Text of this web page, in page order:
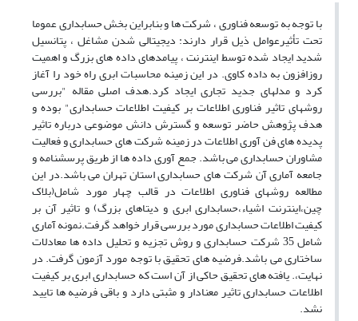
با توجه به توسعه فناوری ، شرکت ها و بنابراین بخش حسابداری عموما
تحت تأثیرعوامل ذیل قرار دارند: دیجیتالی شدن مشاغل ، پتانسیل
شدید ایجاد شده توسط اینترنت ، پیامدهای داده های بزرگ و اهمیت
روزافزون به داده کاوی. در این زمینه محاسبات ابری راه خود را آغاز
کرد و مدلهای جدید تجاری ایجاد کرد.هدف اصلی مقاله "بررسی
روشهای تاثیر فناوری اطلاعات بر کیفیت اطلاعات حسابداری" بوده و
هدف پژوهش حاضر توسعه و گسترش دانش موضوعی درباره تاثیر
پدیده های فن آوری اطلاعات در زمینه شرکت های حسابداری و فعالیت
مشاوران حسابداری می باشد. جمع آوری داده ها از طریق پرسشنامه و
جامعه آماری آن شرکت های حسابداری استان تهران می باشد.در این
مطالعه روشهای فناوری اطلاعات در قالب چهار مورد شامل(بلاک
چین،اینترنت اشیاء،حسابداری ابری و دیتاهای بزرگ) و تاثیر آن بر
کیفیت اطلاعات حسابداری مورد بررسی قرار خواهد گرفت.نمونه آماری
شامل 35 شرکت حسابداری و روش تجزیه و تحلیل داده ها معادلات
ساختاری می باشد.فرضیه های تحقیق با توجه مورد آزمون گرفت. در
نهایت،. یافته های تحقیق حاکی از آن است که حسابداری ابری بر کیفیت
اطلاعات حسابداری تاثیر معنادار و مثبتی دارد و باقی فرضیه ها تایید
نشد.